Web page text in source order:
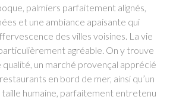
palmiers parfaitement alignés,
et une ambiance apaisante qui
des villes voisines. La vie
agréable. On y trouve
un marché provençal apprécié
en bord de mer, ainsi qu’un
humaine, parfaitement entretenu